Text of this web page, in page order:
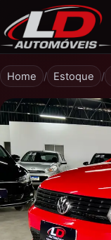
LD Automóveis
Home / Estoque /